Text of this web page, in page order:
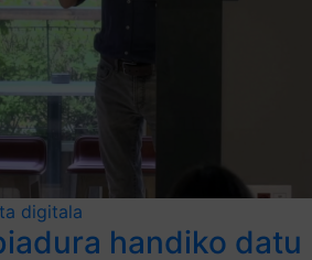
digitala
handiko datu